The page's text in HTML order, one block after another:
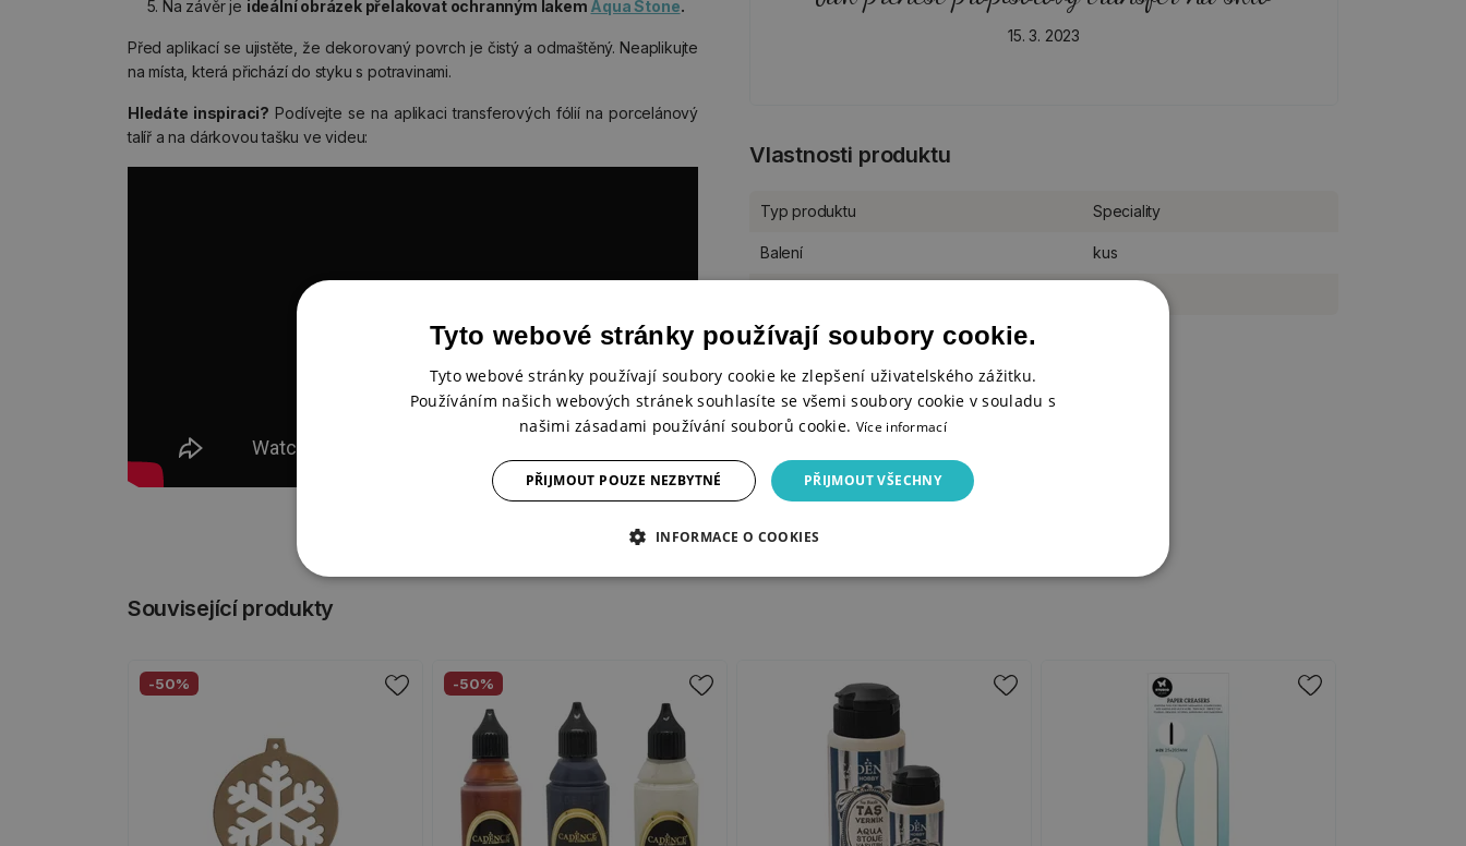
Na závěr je ideální obrázek přelakovat ochranným lakem Aqua Stone.
Před aplikací se ujistěte, že dekorovaný povrch je čistý a odmaštěný. Neaplikujte
na místa, která přichází do styku s potravinami.
Hledáte inspiraci? Podívejte se na aplikaci transferových fólií na porcelánový
talíř a na dárkovou tašku ve videu:
15. 3. 2023
Vlastnosti produktu
Typ produktu Speciality
Balení kus
Související produkty
-50% -50%
Tyto webové stránky používají soubory cookie.
Tyto webové stránky používají soubory cookie ke zlepšení uživatelského zážitku.
Používáním našich webových stránek souhlasíte se všemi soubory cookie v souladu s
našimi zásadami používání souborů cookie. Více informací
PŘIJMOUT VŠECHNY
PŘIJMOUT POUZE NEZBYTNÉ
INFORMACE O COOKIES